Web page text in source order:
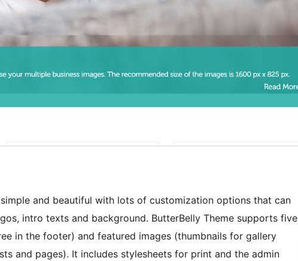
and beautiful with lots of customization options that can
intro texts and background. ButterBelly Theme supports five
in the footer) and featured images (thumbnails for gallery
and pages). It includes stylesheets for print and the admin